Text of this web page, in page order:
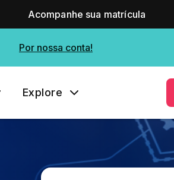
Acompanhe sua matrícula
Por nossa conta!
Explore